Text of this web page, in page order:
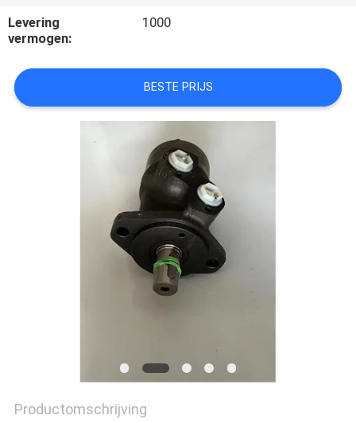
VERZOEK
OM
EEN
CITAAT
Levering
vermogen:
1000
BESTE PRIJS
Productomschrijving